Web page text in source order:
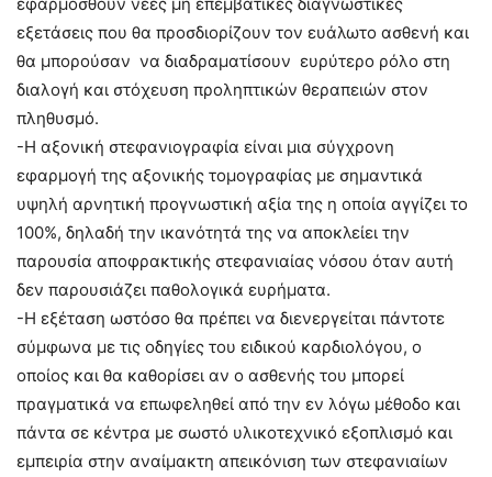
εξετάσεις που θα προσδιορίζουν τον ευάλωτο ασθενή και
θα μπορούσαν να διαδραματίσουν ευρύτερο ρόλο στη
διαλογή και στόχευση προληπτικών θεραπειών στον
πληθυσμό.
-Η αξονική στεφανιογραφία είναι μια σύγχρονη
εφαρμογή της αξονικής τομογραφίας με σημαντικά
υψηλή αρνητική προγνωστική αξία της η οποία αγγίζει το
100%, δηλαδή την ικανότητά της να αποκλείει την
παρουσία αποφρακτικής στεφανιαίας νόσου όταν αυτή
δεν παρουσιάζει παθολογικά ευρήματα.
-Η εξέταση ωστόσο θα πρέπει να διενεργείται πάντοτε
σύμφωνα με τις οδηγίες του ειδικού καρδιολόγου, ο
οποίος και θα καθορίσει αν ο ασθενής του μπορεί
πραγματικά να επωφεληθεί από την εν λόγω μέθοδο και
πάντα σε κέντρα με σωστό υλικοτεχνικό εξοπλισμό και
εμπειρία στην αναίμακτη απεικόνιση των στεφανιαίων